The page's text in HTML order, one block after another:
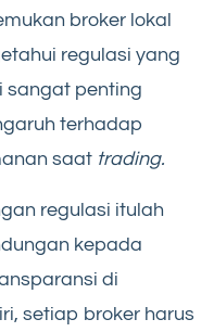
broker lokal
regulasi yang
sangat penting
terhadap
saat trading.
regulasi itulah
kepada
di
setiap broker harus